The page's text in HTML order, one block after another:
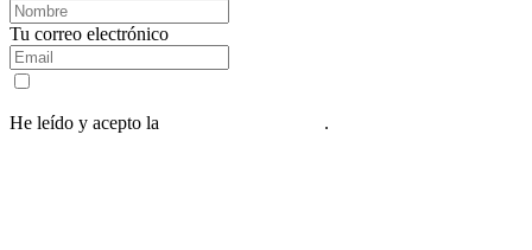
Tu correo electrónico
He leído y acepto la
.